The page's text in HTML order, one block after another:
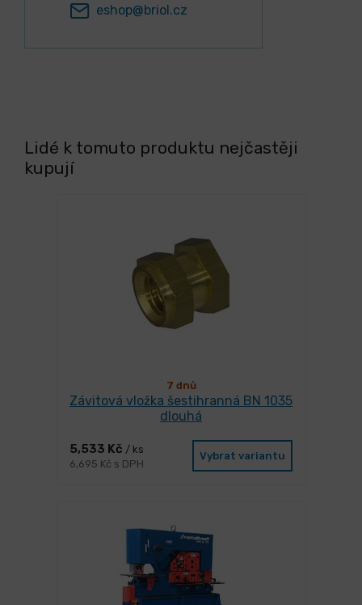
eshop@briol.cz
Lidé k tomuto produktu nejčastěji
kupují
7 dnů
Závitová vložka šestihranná BN 1035
dlouhá
5,533 Kč / ks
6,695 Kč s DPH
Vybrat variantu